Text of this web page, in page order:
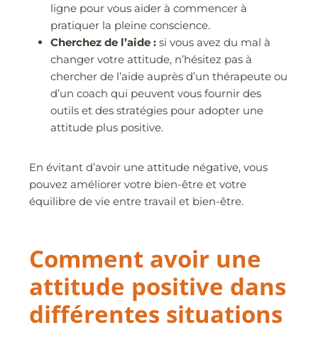
ligne pour vous aider à commencer à
pratiquer la pleine conscience.
Cherchez de l’aide : si vous avez du mal à
changer votre attitude, n’hésitez pas à
chercher de l’aide auprès d’un thérapeute ou
d’un coach qui peuvent vous fournir des
outils et des stratégies pour adopter une
attitude plus positive.
En évitant d’avoir une attitude négative, vous
pouvez améliorer votre bien-être et votre
équilibre de vie entre travail et bien-être.
Comment avoir une
attitude positive dans
différentes situations